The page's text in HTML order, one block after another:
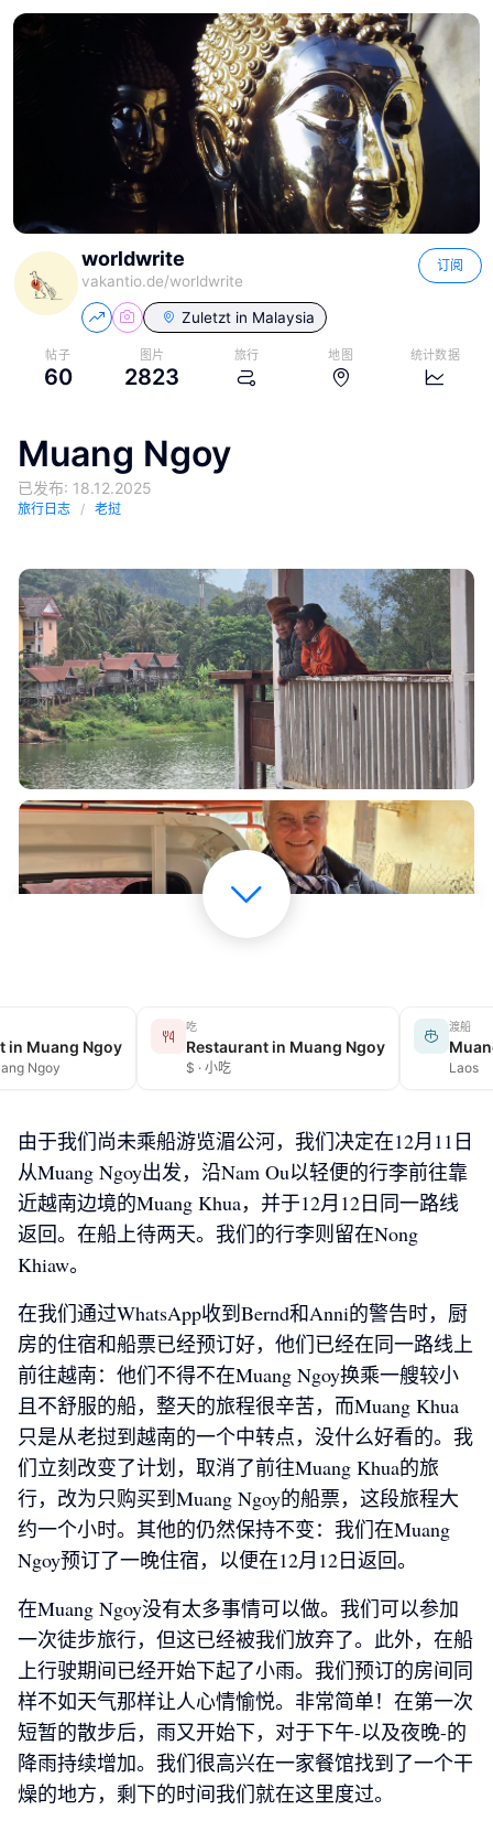
worldwrite
vakantio.de/worldwrite
订阅
Zuletzt in Malaysia
帖子
60
图片
2823
旅行 地图 统计数据
Muang Ngoy
已发布: 18.12.2025
旅行日志 老挝
in Muang Ngoy
Ngoy
吃
Restaurant in Muang Ngoy
$ · 小吃
渡船
Laos
由于我们尚未乘船游览湄公河，我们决定在12月11日
从Muang Ngoy出发，沿Nam Ou以轻便的行李前往靠
近越南边境的Muang Khua，并于12月12日同一路线
返回。在船上待两天。我们的行李则留在Nong
Khiaw。
在我们通过WhatsApp收到Bernd和Anni的警告时，厨
房的住宿和船票已经预订好，他们已经在同一路线上
前往越南：他们不得不在Muang Ngoy换乘一艘较小
且不舒服的船，整天的旅程很辛苦，而Muang Khua
只是从老挝到越南的一个中转点，没什么好看的。我
们立刻改变了计划，取消了前往Muang Khua的旅
行，改为只购买到Muang Ngoy的船票，这段旅程大
约一个小时。其他的仍然保持不变：我们在Muang
Ngoy预订了一晚住宿，以便在12月12日返回。
在Muang Ngoy没有太多事情可以做。我们可以参加
一次徒步旅行，但这已经被我们放弃了。此外，在船
上行驶期间已经开始下起了小雨。我们预订的房间同
样不如天气那样让人心情愉悦。非常简单！在第一次
短暂的散步后，雨又开始下，对于下午-以及夜晚-的
降雨持续增加。我们很高兴在一家餐馆找到了一个干
燥的地方，剩下的时间我们就在这里度过。